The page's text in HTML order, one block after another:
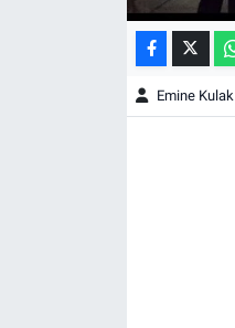
Emine Kulak